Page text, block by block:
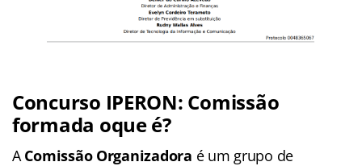
Concurso IPERON: Comissão
formada oque é?
A Comissão Organizadora é um grupo de